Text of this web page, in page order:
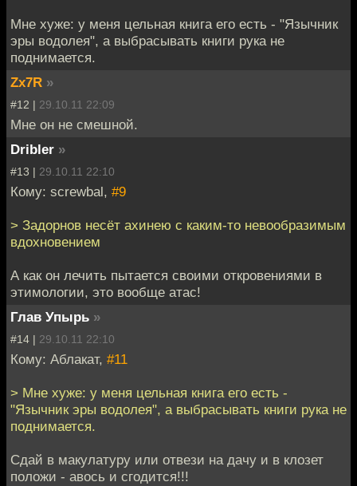
Мне хуже: у меня цельная книга его есть - "Язычник
эры водолея", а выбрасывать книги рука не
поднимается.
Zx7R »
#12 | 29.10.11 22:09
Мне он не смешной.
Dribler »
#13 | 29.10.11 22:10
Кому: screwbal, #9
> Задорнов несёт ахинею с каким-то невообразимым
вдохновением
А как он лечить пытается своими откровениями в
этимологии, это вообще атас!
Глав Упырь »
#14 | 29.10.11 22:10
Кому: Аблакат, #11
> Мне хуже: у меня цельная книга его есть -
"Язычник эры водолея", а выбрасывать книги рука не
поднимается.
Сдай в макулатуру или отвези на дачу и в клозет
положи - авось и сгодится!!!